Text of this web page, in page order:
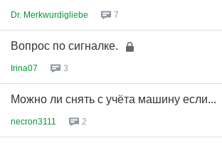
Dr. Merkwurdigliebe 7
Вопрос по сигналке.
Irina07 3
Можно ли снять с учёта машину если...
necron3111 2